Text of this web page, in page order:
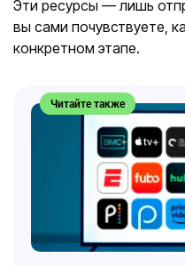
Эти ресурсы — лишь
вы сами почувствуете,
конкретном этапе.
Читайте также